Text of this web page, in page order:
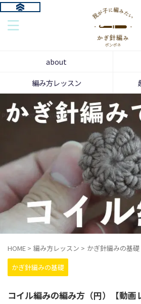
about
編み方レッスン
HOME > 編み方レッスン > かぎ針編みの基礎
かぎ針編みの基礎
コイル編みの編み方（円）【動画